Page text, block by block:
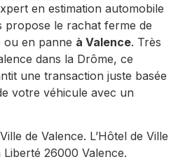
en estimation automobile
propose le rachat ferme de
ou en panne à Valence. Très
dans la Drôme, ce
une transaction juste basée
votre véhicule avec un
Ville de Valence. L’Hôtel de Ville
26000 Valence.